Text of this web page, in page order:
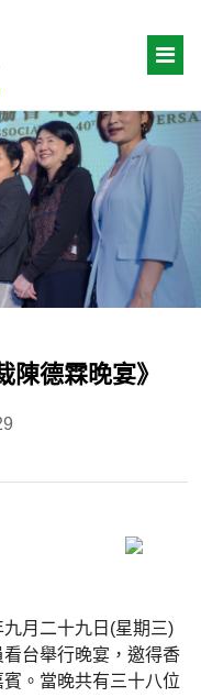
陳德霖晚宴》
月二十九日(星期三)
台舉行晚宴，邀得香
。當晚共有三十八位